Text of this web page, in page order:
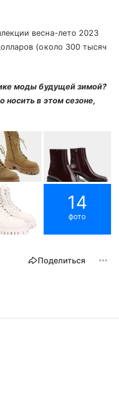
весна-лето 2023
(около 300 тысяч
моды будущей зимой?
носить в этом сезоне,
14
фото
Поделиться